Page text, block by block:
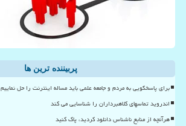
پربیننده ترین ها
برای پاسخگویی به مردم و جامعه علمی باید مساله اینترنت را حل نماییم
اندروید تماسهای کلاهبرداران را شناسایی می کند
هرآنچه از منابع ناشناس دانلود کردید، پاک کنید